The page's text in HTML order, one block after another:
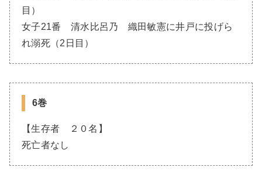
目）
女子21番 清水比呂乃 織田敏憲に井戸に投げら
れ溺死（2日目）
6巻
【生存者 ２０名】
死亡者なし